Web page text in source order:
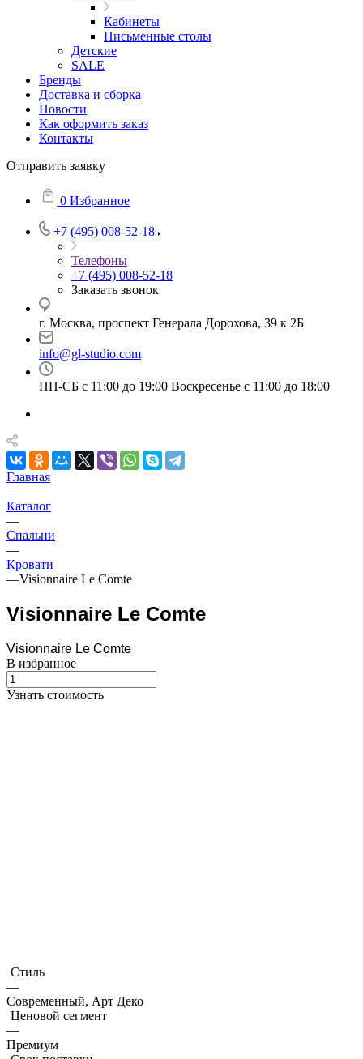
Кабинеты
Письменные столы
Детские
SALE
Бренды
Доставка и сборка
Новости
Как оформить заказ
Контакты
Отправить заявку
0 Избранное
+7 (495) 008-52-18
Телефоны
+7 (495) 008-52-18
Заказать звонок
г. Москва, проспект Генерала Дорохова, 39 к 2Б
info@gl-studio.com
ПН-СБ с 11:00 до 19:00 Воскресенье с 11:00 до 18:00
Главная
—
Каталог
—
Спальни
—
Кровати
—Visionnaire Le Comte
Visionnaire Le Comte
Visionnaire Le Comte
В избранное
Узнать стоимость
Стиль
—
Современный, Арт Деко
Ценовой сегмент
—
Премиум